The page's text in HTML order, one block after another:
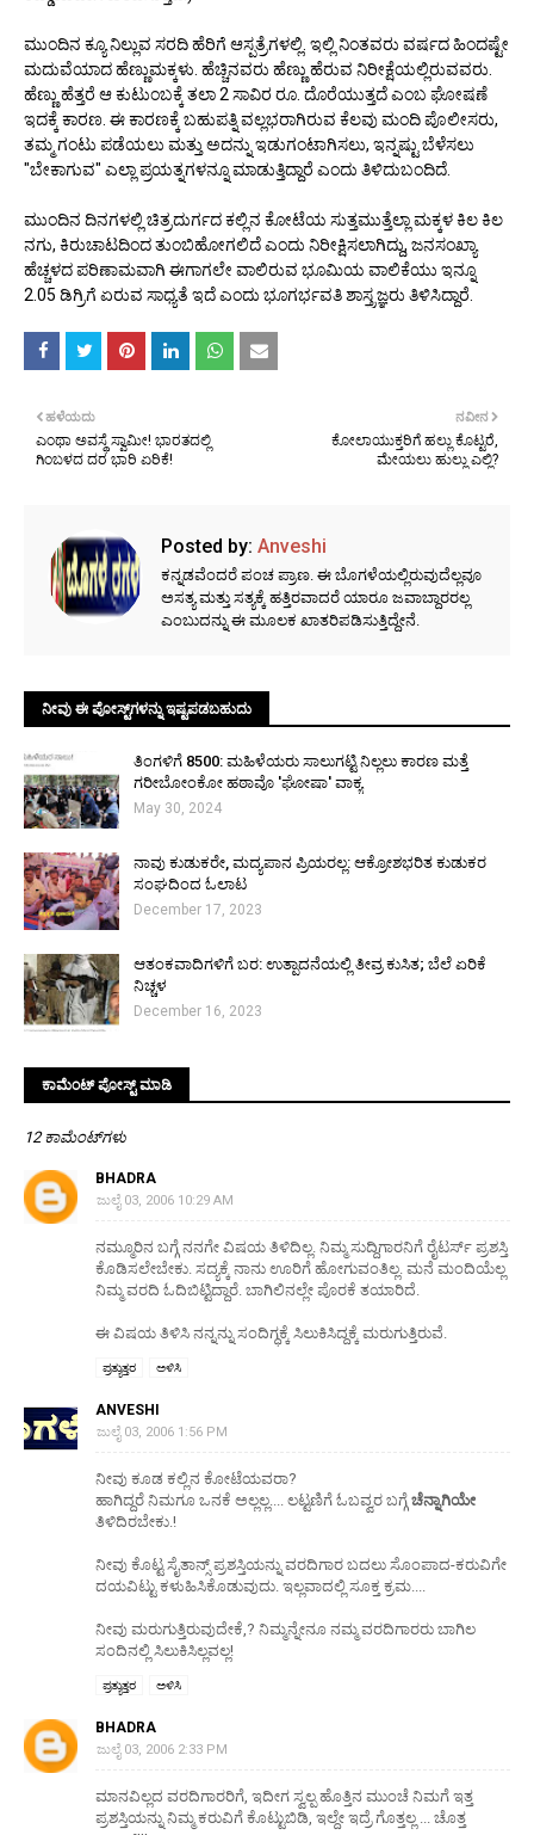
ಮುಂದಿನ ಕ್ಯೂ ನಿಲ್ಲುವ ಸರದಿ ಹೆರಿಗೆ ಆಸ್ಪತ್ರೆಗಳಲ್ಲಿ. ಇಲ್ಲಿ ನಿಂತವರು ವರ್ಷದ ಹಿಂದಷ್ಟೇ
ಮದುವೆಯಾದ ಹೆಣ್ಣುಮಕ್ಕಳು. ಹೆಚ್ಚಿನವರು ಹೆಣ್ಣು ಹೆರುವ ನಿರೀಕ್ಷೆಯಲ್ಲಿರುವವರು.
ಹೆಣ್ಣು ಹೆತ್ತರೆ ಆ ಕುಟುಂಬಕ್ಕೆ ತಲಾ 2 ಸಾವಿರ ರೂ. ದೊರೆಯುತ್ತದೆ ಎಂಬ ಘೋಷಣೆ
ಇದಕ್ಕೆ ಕಾರಣ. ಈ ಕಾರಣಕ್ಕೆ ಬಹುಪತ್ನಿ ವಲ್ಲಭರಾಗಿರುವ ಕೆಲವು ಮಂದಿ ಪೊಲೀಸರು,
ತಮ್ಮ ಗಂಟು ಪಡೆಯಲು ಮತ್ತು ಅದನ್ನು ಇಡುಗಂಟಾಗಿಸಲು, ಇನ್ನಷ್ಟು ಬೆಳೆಸಲು
"ಬೇಕಾಗುವ" ಎಲ್ಲಾ ಪ್ರಯತ್ನಗಳನ್ನೂ ಮಾಡುತ್ತಿದ್ದಾರೆ ಎಂದು ತಿಳಿದುಬಂದಿದೆ.
ಮುಂದಿನ ದಿನಗಳಲ್ಲಿ ಚಿತ್ರದುರ್ಗದ ಕಲ್ಲಿನ ಕೋಟೆಯ ಸುತ್ತಮುತ್ತೆಲ್ಲಾ ಮಕ್ಕಳ ಕಿಲ ಕಿಲ
ನಗು, ಕಿರುಚಾಟದಿಂದ ತುಂಬಿಹೋಗಲಿದೆ ಎಂದು ನಿರೀಕ್ಷಿಸಲಾಗಿದ್ದು, ಜನಸಂಖ್ಯಾ
ಹೆಚ್ಚಳದ ಪರಿಣಾಮವಾಗಿ ಈಗಾಗಲೇ ವಾಲಿರುವ ಭೂಮಿಯ ವಾಲಿಕೆಯು ಇನ್ನೂ
2.05 ಡಿಗ್ರಿಗೆ ಏರುವ ಸಾಧ್ಯತೆ ಇದೆ ಎಂದು ಭೂಗರ್ಭವತಿ ಶಾಸ್ತ್ರಜ್ಞರು ತಿಳಿಸಿದ್ದಾರೆ.
ನವೀನ
ಕೋಲಾಯುಕ್ತರಿಗೆ ಹಲ್ಲು ಕೊಟ್ಟರೆ,
ಮೇಯಲು ಹುಲ್ಲು ಎಲ್ಲಿ?
ಹಳೆಯದು
ಎಂಥಾ ಅವಸ್ಥೆ ಸ್ವಾಮೀ! ಭಾರತದಲ್ಲಿ
ಗಿಂಬಳದ ದರ ಭಾರಿ ಏರಿಕೆ!
Posted by: Anveshi
ಕನ್ನಡವೆಂದರೆ ಪಂಚ ಪ್ರಾಣ. ಈ ಬೊಗಳೆಯಲ್ಲಿರುವುದೆಲ್ಲವೂ
ಅಸತ್ಯ ಮತ್ತು ಸತ್ಯಕ್ಕೆ ಹತ್ತಿರವಾದರೆ ಯಾರೂ ಜವಾಬ್ದಾರರಲ್ಲ
ಎಂಬುದನ್ನು ಈ ಮೂಲಕ ಖಾತರಿಪಡಿಸುತ್ತಿದ್ದೇನೆ.
ನೀವು ಈ ಪೋಸ್ಟ್‌ಗಳನ್ನು ಇಷ್ಟಪಡಬಹುದು
ತಿಂಗಳಿಗೆ ₹8500: ಮಹಿಳೆಯರು ಸಾಲುಗಟ್ಟಿ ನಿಲ್ಲಲು ಕಾರಣ ಮತ್ತೆ
ಗರೀಬೋಂಕೋ ಹಠಾವೊ 'ಘೋಷಾ' ವಾಕ್ಯ
May 30, 2024
ನಾವು ಕುಡುಕರೇ, ಮದ್ಯಪಾನ ಪ್ರಿಯರಲ್ಲ: ಆಕ್ರೋಶಭರಿತ ಕುಡುಕರ
ಸಂಘದಿಂದ ಓಲಾಟ
December 17, 2023
ಆತಂಕವಾದಿಗಳಿಗೆ ಬರ: ಉತ್ಪಾದನೆಯಲ್ಲಿ ತೀವ್ರ ಕುಸಿತ; ಬೆಲೆ ಏರಿಕೆ
ನಿಚ್ಚಳ
December 16, 2023
ಕಾಮೆಂಟ್‌‌ ಪೋಸ್ಟ್‌ ಮಾಡಿ
12 ಕಾಮೆಂಟ್‌ಗಳು
BHADRA
ಜುಲೈ 03, 2006 10:29 AM
ನಮ್ಮೂರಿನ ಬಗ್ಗೆ ನನಗೇ ವಿಷಯ ತಿಳಿದಿಲ್ಲ. ನಿಮ್ಮ ಸುದ್ದಿಗಾರನಿಗೆ ರೈಟರ್ಸ್ ಪ್ರಶಸ್ತಿ
ಕೊಡಿಸಲೇಬೇಕು. ಸದ್ಯಕ್ಕೆ ನಾನು ಊರಿಗೆ ಹೋಗುವಂತಿಲ್ಲ. ಮನೆ ಮಂದಿಯೆಲ್ಲ
ನಿಮ್ಮ ವರದಿ ಓದಿಬಿಟ್ಟಿದ್ದಾರೆ. ಬಾಗಿಲಿನಲ್ಲೇ ಪೊರಕೆ ತಯಾರಿದೆ.
ಈ ವಿಷಯ ತಿಳಿಸಿ ನನ್ನನ್ನು ಸಂದಿಗ್ಧಕ್ಕೆ ಸಿಲುಕಿಸಿದ್ದಕ್ಕೆ ಮರುಗುತ್ತಿರುವೆ.
ಪ್ರತ್ಯುತ್ತರ ಅಳಿಸಿ
ANVESHI
ಜುಲೈ 03, 2006 1:56 PM
ನೀವು ಕೂಡ ಕಲ್ಲಿನ ಕೋಟೆಯವರಾ?
ಹಾಗಿದ್ದರೆ ನಿಮಗೂ ಒನಕೆ ಅಲ್ಲಲ್ಲ.... ಲಟ್ಟಣಿಗೆ ಓಬವ್ವರ ಬಗ್ಗೆ ಚೆನ್ನಾಗಿಯೇ
ತಿಳಿದಿರಬೇಕು.!
ನೀವು ಕೊಟ್ಟ ಸೈತಾನ್ಸ್ ಪ್ರಶಸ್ತಿಯನ್ನು ವರದಿಗಾರ ಬದಲು ಸೊಂಪಾದ-ಕರುವಿಗೇ
ದಯವಿಟ್ಟು ಕಳುಹಿಸಿಕೊಡುವುದು. ಇಲ್ಲವಾದಲ್ಲಿ ಸೂಕ್ತ ಕ್ರಮ....
ನೀವು ಮರುಗುತ್ತಿರುವುದೇಕೆ,? ನಿಮ್ಮನ್ನೇನೂ ನಮ್ಮ ವರದಿಗಾರರು ಬಾಗಿಲ
ಸಂದಿನಲ್ಲಿ ಸಿಲುಕಿಸಿಲ್ಲವಲ್ಲ!
ಪ್ರತ್ಯುತ್ತರ ಅಳಿಸಿ
BHADRA
ಜುಲೈ 03, 2006 2:33 PM
ಮಾನವಿಲ್ಲದ ವರದಿಗಾರರಿಗೆ, ಇದೀಗ ಸ್ವಲ್ಪ ಹೊತ್ತಿನ ಮುಂಚೆ ನಿಮಗೆ ಇತ್ತ
ಪ್ರಶಸ್ತಿಯನ್ನು ನಿಮ್ಮ ಕರುವಿಗೆ ಕೊಟ್ಟುಬಿಡಿ, ಇಲ್ದೇ ಇದ್ರೆ ಗೊತ್ತಲ್ಲ ... ಚೊತ್ತ